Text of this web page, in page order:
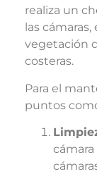
realiza un
las
vegetación
costeras.
Para el
puntos